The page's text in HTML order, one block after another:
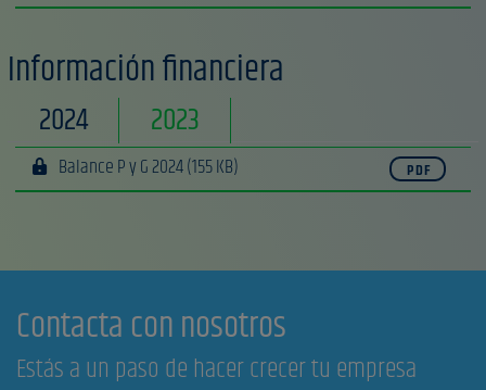
Información financiera
2024 2023
PDF
Balance P y G 2024(155 KB)
Contacta con nosotros
Estás a un paso de hacer crecer tu empresa